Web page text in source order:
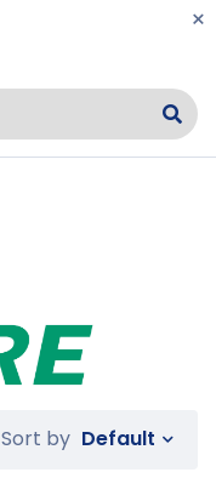
Sort by Default